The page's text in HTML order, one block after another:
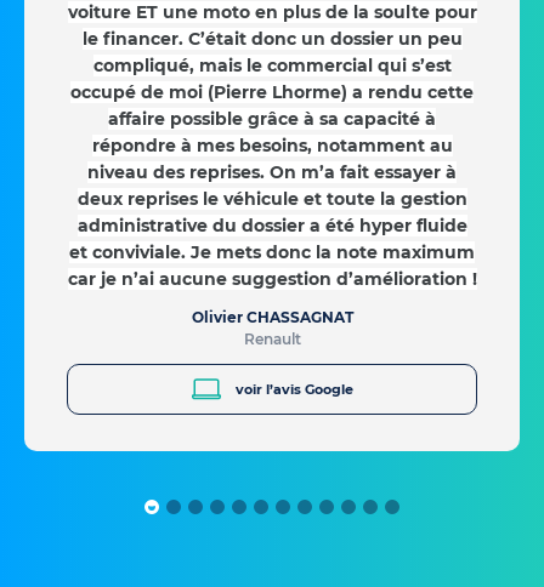
voiture ET une moto en plus de la soulte pour
le financer. C’était donc un dossier un peu
compliqué, mais le commercial qui s’est
occupé de moi (Pierre Lhorme) a rendu cette
affaire possible grâce à sa capacité à
répondre à mes besoins, notamment au
niveau des reprises. On m’a fait essayer à
deux reprises le véhicule et toute la gestion
administrative du dossier a été hyper fluide
et conviviale. Je mets donc la note maximum
car je n’ai aucune suggestion d’amélioration !
Olivier CHASSAGNAT
Renault
voir l’avis Google